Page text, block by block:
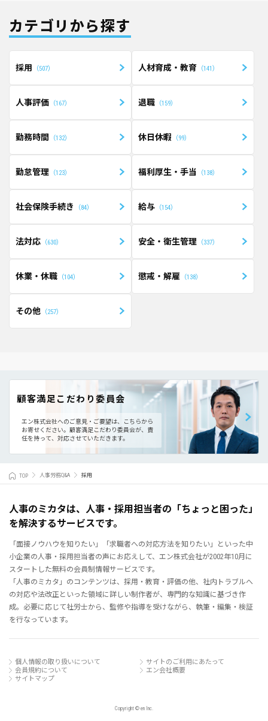
カテゴリから探す
採用 507 人材育成・教育 141
人事評価 167 退職 159
勤務時間 132 休日休暇 99
勤怠管理 123 福利厚生・手当 138
社会保険手続き 84 給与 154
法対応 630 安全・衛生管理 337
休業・休職 104 懲戒・解雇 138
その他 257
顧客満足こだわり委員会
エン株式会社へのご意見・ご要望は、こちらから
お寄せください。 顧客満足こだわり委員会が、責
任を持って、対応させていただきます。
TOP 人事労務Q&A 採用
人事のミカタは、人事・採用担当者の「ちょっと困った」
を解決するサービスです。
「面接ノウハウを知りたい」「求職者への対応方法を知りたい」といった中
小企業の人事・採用担当者の声にお応えして、エン株式会社が2002年10月に
スタートした無料の会員制情報サービスです。
「人事のミカタ」のコンテンツは、採用・教育・評価の他、社内トラブルへ
の対応や法改正といった領域に詳しい制作者が、専門的な知識に基づき作
成。必要に応じて社労士から、監修や指導を受けながら、執筆・編集・検証
を行なっています。
個人情報の取り扱いについて
サイトのご利用にあたって
会員規約について
エン会社概要
サイトマップ
Copyright © en Inc.